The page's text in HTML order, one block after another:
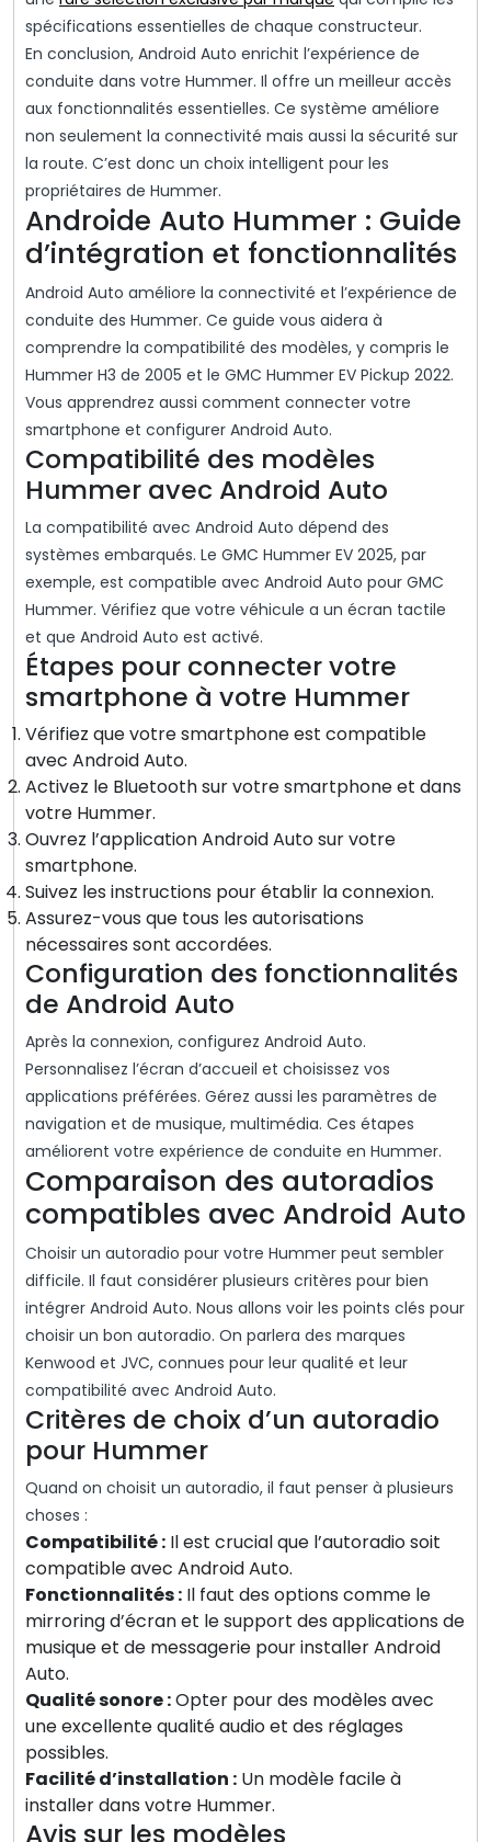
spécifications essentielles de chaque constructeur.
En conclusion, Android Auto enrichit l’expérience de
conduite dans votre Hummer. Il offre un meilleur accès
aux fonctionnalités essentielles. Ce système améliore
non seulement la connectivité mais aussi la sécurité sur
la route. C’est donc un choix intelligent pour les
propriétaires de Hummer.
Androide Auto Hummer : Guide
d’intégration et fonctionnalités
Android Auto améliore la connectivité et l’expérience de
conduite des Hummer. Ce guide vous aidera à
comprendre la compatibilité des modèles, y compris le
Hummer H3 de 2005 et le GMC Hummer EV Pickup 2022.
Vous apprendrez aussi comment connecter votre
smartphone et configurer Android Auto.
Compatibilité des modèles
Hummer avec Android Auto
La compatibilité avec Android Auto dépend des
systèmes embarqués. Le GMC Hummer EV 2025, par
exemple, est compatible avec Android Auto pour GMC
Hummer. Vérifiez que votre véhicule a un écran tactile
et que Android Auto est activé.
Étapes pour connecter votre
smartphone à votre Hummer
Vérifiez que votre smartphone est compatible
avec Android Auto.
Activez le Bluetooth sur votre smartphone et dans
votre Hummer.
Ouvrez l’application Android Auto sur votre
smartphone.
Suivez les instructions pour établir la connexion.
Assurez-vous que tous les autorisations
nécessaires sont accordées.
Configuration des fonctionnalités
de Android Auto
Après la connexion, configurez Android Auto.
Personnalisez l’écran d’accueil et choisissez vos
applications préférées. Gérez aussi les paramètres de
navigation et de musique, multimédia. Ces étapes
améliorent votre expérience de conduite en Hummer.
Comparaison des autoradios
compatibles avec Android Auto
Choisir un autoradio pour votre Hummer peut sembler
difficile. Il faut considérer plusieurs critères pour bien
intégrer Android Auto. Nous allons voir les points clés pour
choisir un bon autoradio. On parlera des marques
Kenwood et JVC, connues pour leur qualité et leur
compatibilité avec Android Auto.
Critères de choix d’un autoradio
pour Hummer
Quand on choisit un autoradio, il faut penser à plusieurs
choses :
Compatibilité : Il est crucial que l’autoradio soit
compatible avec Android Auto.
Fonctionnalités : Il faut des options comme le
mirroring d’écran et le support des applications de
musique et de messagerie pour installer Android
Auto.
Qualité sonore :Opter pour des modèles avec
une excellente qualité audio et des réglages
possibles.
Facilité d’installation : Un modèle facile à
installer dans votre Hummer.
Avis sur les modèles